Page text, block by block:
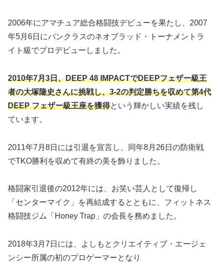
2006年にアマチュア総合格闘技デビューを果たし、2007
年5月6日にパンクラスのネオブラッド・トーナメントラ
イト級でプロデビューしました。
2010年7月3日、DEEP 48 IMPACTでDEEPフェザー級王
者の大塚隆史さんに挑戦し、3-2の判定勝ちを収めて第4代
DEEP フェザー級王座を獲得という輝かしい実績を残し
ています。
2011年7月8日には引退を宣言し、同年8月26日の防衛戦
でTKO勝利を収めて有終の美を飾りました。
格闘家引退後の2012年には、お笑い芸人として復帰し
「センターマイク」を再結成するとともに、フィットネス
格闘技ジム「Honey Trap」の会長を務めました。
2018年3月7日には、よしもとクリエイティブ・エージェ
ンシー所属の初のプロゲーマーとなり